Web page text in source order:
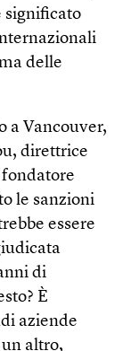
significato
delle
a Vancouver,
direttrice
le sanzioni
essere
di
È
aziende
altro,